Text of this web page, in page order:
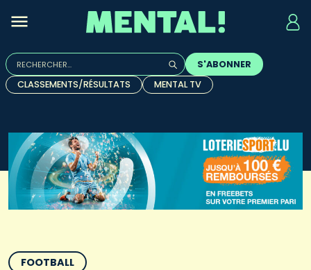
Rechercher :
Quand les résultats de l'auto-complétion sont
S'ABONNER
CLASSEMENTS/RÉSULTATS
MENTAL TV
FOOTBALL